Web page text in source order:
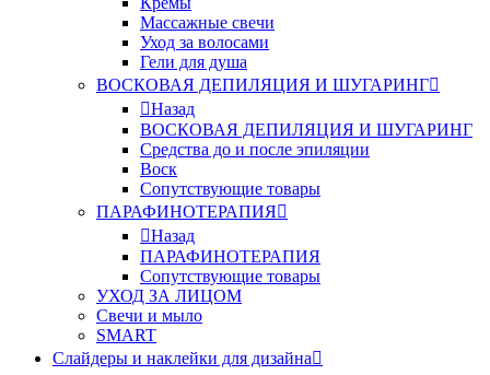
Массажные свечи
Уход за волосами
Гели для душа
ВОСКОВАЯ ДЕПИЛЯЦИЯ И ШУГАРИНГ
Назад
ВОСКОВАЯ ДЕПИЛЯЦИЯ И ШУГАРИНГ
Средства до и после эпиляции
Воск
Сопутствующие товары
ПАРАФИНОТЕРАПИЯ
Назад
ПАРАФИНОТЕРАПИЯ
Сопутствующие товары
УХОД ЗА ЛИЦОМ
Свечи и мыло
SMART
Слайдеры и наклейки для дизайна